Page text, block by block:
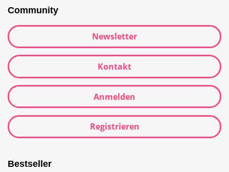
Community
Newsletter
Kontakt
Anmelden
Registrieren
Bestseller